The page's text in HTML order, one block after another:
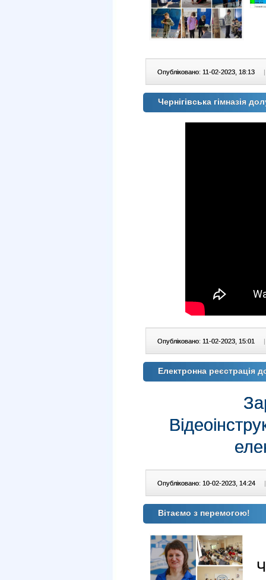
Опубліковано: 11-02-2023, 18:13 |
Чернігівська гімназія
Опубліковано: 11-02-2023, 15:01 |
Електронна реєстрація
Опубліковано: 10-02-2023, 14:24 |
Вітаємо з перемогою!